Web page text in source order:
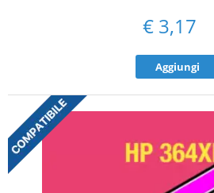
€ 3,17
Aggiungi